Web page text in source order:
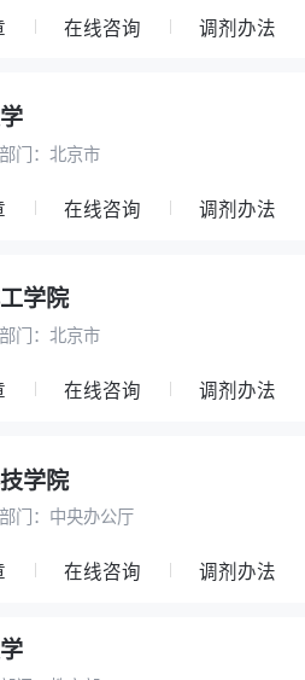
在线咨询 调剂办法
门： 北京市
在线咨询 调剂办法
学院
门： 北京市
在线咨询 调剂办法
学院
门： 中央办公厅
在线咨询 调剂办法